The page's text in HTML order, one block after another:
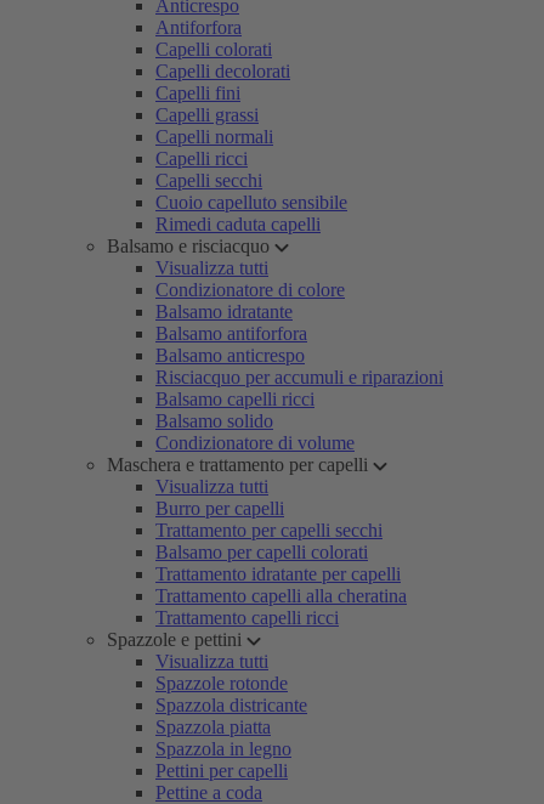
Anticrespo
Antiforfora
Capelli colorati
Capelli decolorati
Capelli fini
Capelli grassi
Capelli normali
Capelli ricci
Capelli secchi
Cuoio capelluto sensibile
Rimedi caduta capelli
Balsamo e risciacquo
Visualizza tutti
Condizionatore di colore
Balsamo idratante
Balsamo antiforfora
Balsamo anticrespo
Risciacquo per accumuli e riparazioni
Balsamo capelli ricci
Balsamo solido
Condizionatore di volume
Maschera e trattamento per capelli
Visualizza tutti
Burro per capelli
Trattamento per capelli secchi
Balsamo per capelli colorati
Trattamento idratante per capelli
Trattamento capelli alla cheratina
Trattamento capelli ricci
Spazzole e pettini
Visualizza tutti
Spazzole rotonde
Spazzola districante
Spazzola piatta
Spazzola in legno
Pettini per capelli
Pettine a coda